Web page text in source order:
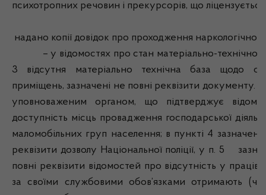
психотропних речовин і прекурсорів, що
надано копії довідок про проходження
– у відомостях про стан матеріально-технічної
3 відсутня матеріально технічна база щодо
приміщень, зазначені не повні реквізити документу.
уповноваженим органом, що підтверджує
доступність місць провадження господарської
маломобільних груп населення; в пункті 4 зазначені
реквізити дозволу Національної поліції, у п. 5
повні реквізити відомостей про відсутність у
за своїми службовими обов’язками отримають